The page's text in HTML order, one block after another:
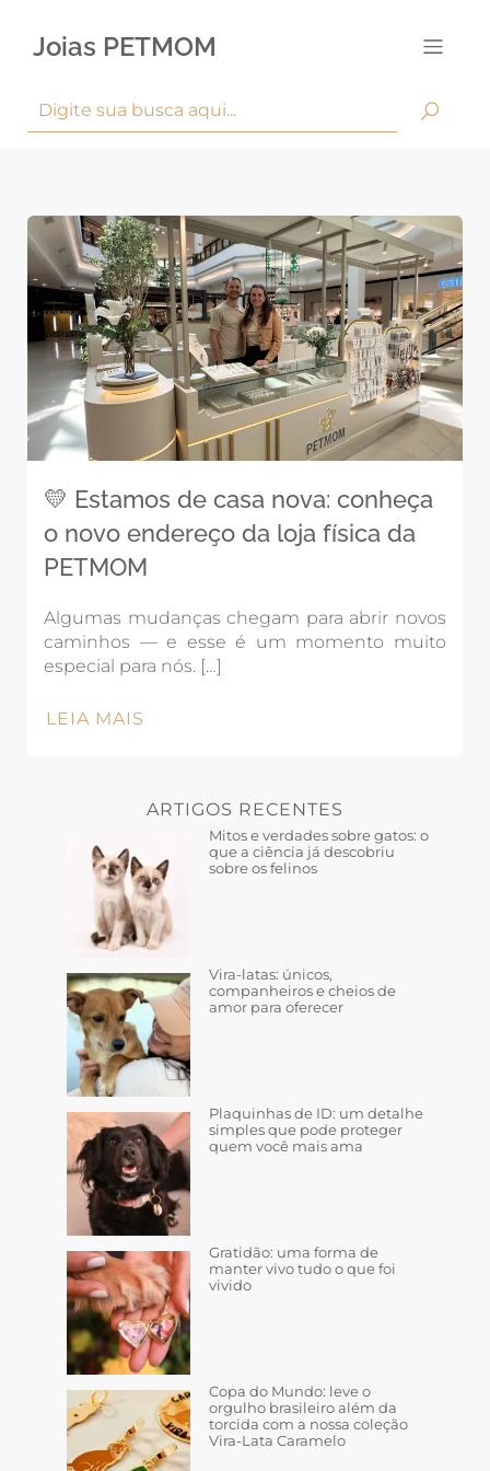
Joias PETMOM
💛 Estamos de casa nova: conheça
o novo endereço da loja física da
PETMOM
Algumas mudanças chegam para abrir novos
caminhos — e esse é um momento muito
especial para nós. […]
LEIA MAIS
ARTIGOS RECENTES
Mitos e verdades sobre gatos: o
que a ciência já descobriu
sobre os felinos
Vira-latas: únicos,
companheiros e cheios de
amor para oferecer
Plaquinhas de ID: um detalhe
simples que pode proteger
quem você mais ama
Gratidão: uma forma de
manter vivo tudo o que foi
vivido
Copa do Mundo: leve o
orgulho brasileiro além da
torcida com a nossa coleção
Vira-Lata Caramelo